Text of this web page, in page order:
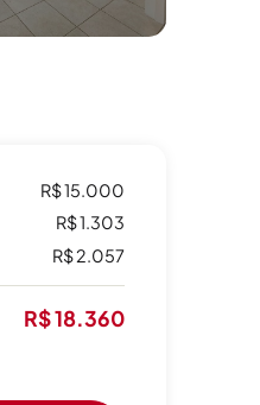
R$ 15.000
R$ 1.303
R$ 2.057
R$ 18.360